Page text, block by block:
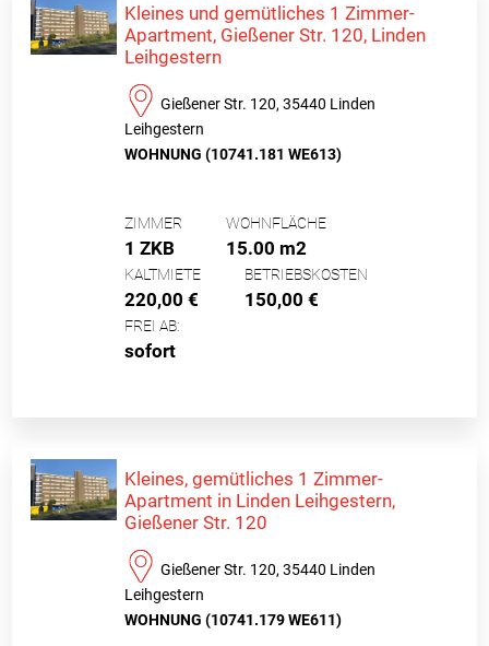
Kleines und gemütliches 1 Zimmer-
Apartment, Gießener Str. 120, Linden
Leihgestern
Gießener Str. 120, 35440 Linden
Leihgestern
WOHNUNG (10741.181 WE613)
ZIMMER
1 ZKB
WOHNFLÄCHE
15.00 m2
KALTMIETE
220,00 €
BETRIEBSKOSTEN
150,00 €
FREI AB:
sofort
Kleines, gemütliches 1 Zimmer-
Apartment in Linden Leihgestern,
Gießener Str. 120
Gießener Str. 120, 35440 Linden
Leihgestern
WOHNUNG (10741.179 WE611)